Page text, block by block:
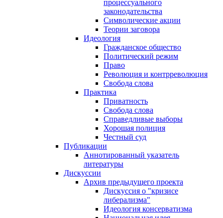
процессуального
законодательства
Символические акции
Теории заговора
Идеология
Гражданское общество
Политический режим
Право
Революция и контрреволюция
Свобода слова
Практика
Приватность
Свобода слова
Справедливые выборы
Хорошая полиция
Честный суд
Публикации
Аннотированный указатель
литературы
Дискуссии
Архив предыдущего проекта
Дискуссия о "кризисе
либерализма"
Идеология консерватизма